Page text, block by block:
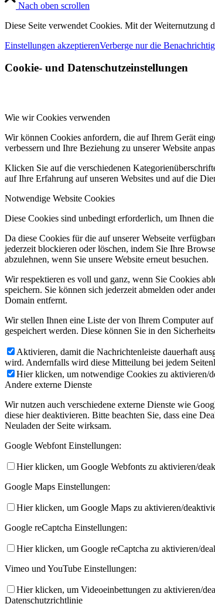
Nach oben scrollen
Diese Seite verwendet Cookies. Mit der Weiternutzung
Einstellungen akzeptierenVerberge nur die
Cookie- und Datenschutzeinstellungen
Wie wir Cookies verwenden
Wir können Cookies anfordern, die auf Ihrem Gerät
verbessern und Ihre Beziehung zu unserer Website
Klicken Sie auf die verschiedenen
auf Ihre Erfahrung auf unseren Websites und auf die
Notwendige Website Cookies
Diese Cookies sind unbedingt erforderlich, um Ihnen
Da diese Cookies für die auf unserer Webseite
jederzeit blockieren oder löschen, indem Sie Ihre
abzulehnen, wenn Sie unsere Website erneut besuchen.
Wir respektieren es voll und ganz, wenn Sie Cookies
speichern. Sie können sich jederzeit abmelden oder
Domain entfernt.
Wir stellen Ihnen eine Liste der von Ihrem Computer
gespeichert werden. Diese können Sie in den
Aktivieren, damit die Nachrichtenleiste dauerhaft
wird. Andernfalls wird diese Mitteilung bei jedem
Hier klicken, um notwendige Cookies zu aktivieren/
Andere externe Dienste
Wir nutzen auch verschiedene externe Dienste wie
diese hier deaktivieren. Bitte beachten Sie, dass eine
Neuladen der Seite wirksam.
Google Webfont Einstellungen:
Hier klicken, um Google Webfonts zu aktivieren/
Google Maps Einstellungen:
Hier klicken, um Google Maps zu aktivieren/
Google reCaptcha Einstellungen:
Hier klicken, um Google reCaptcha zu aktivieren/
Vimeo und YouTube Einstellungen:
Hier klicken, um Videoeinbettungen zu aktivieren/
Datenschutzrichtlinie